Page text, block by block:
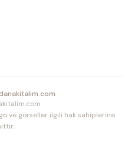
ve görseller ilgili hak sahiplerine